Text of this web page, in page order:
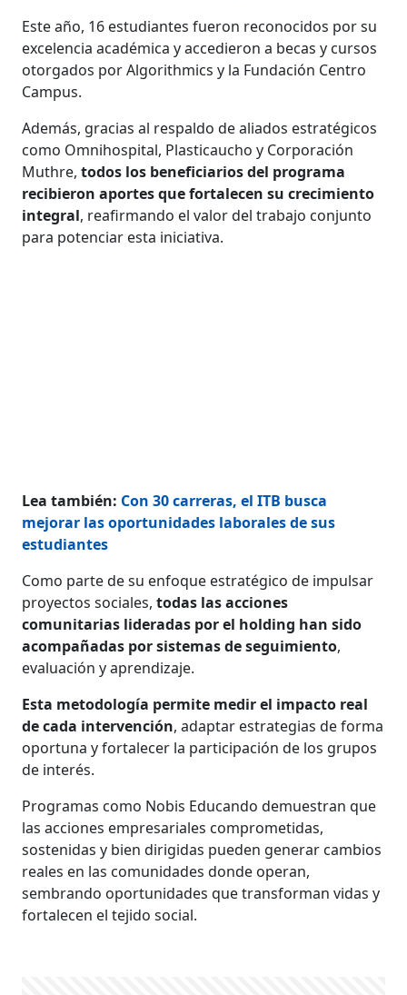
Este año, 16 estudiantes fueron reconocidos por su
excelencia académica y accedieron a becas y cursos
otorgados por Algorithmics y la Fundación Centro
Campus.
Además, gracias al respaldo de aliados estratégicos
como Omnihospital, Plasticaucho y Corporación
Muthre,todos los beneficiarios del programa
recibieron aportes que fortalecen su crecimiento
integral, reafirmando el valor del trabajo conjunto
para potenciar esta iniciativa.
Lea también: Con 30 carreras, el ITB busca
mejorar las oportunidades laborales de sus
estudiantes
Como parte de su enfoque estratégico de impulsar
proyectos sociales,todas las acciones
comunitarias lideradas por el holding han sido
acompañadas por sistemas de seguimiento,
evaluación y aprendizaje.
Esta metodología permite medir el impacto real
de cada intervención, adaptar estrategias de forma
oportuna y fortalecer la participación de los grupos
de interés.
Programas como Nobis Educando demuestran que
las acciones empresariales comprometidas,
sostenidas y bien dirigidas pueden generar cambios
reales en las comunidades donde operan,
sembrando oportunidades que transforman vidas y
fortalecen el tejido social.